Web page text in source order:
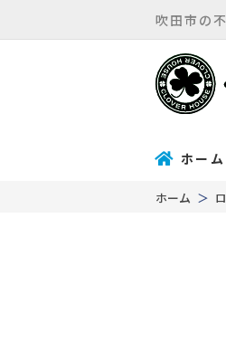
吹田市の
ホーム
ホーム